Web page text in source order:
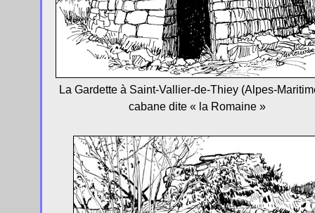
La Gardette à Saint-Vallier-de-Thiey (Alpes-
cabane dite « la Romaine »